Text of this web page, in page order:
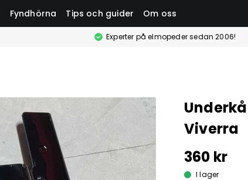
Fyndhörna Tips och guider Om oss
Experter på elmopeder sedan 2006!
Viverra
360 kr
I lager